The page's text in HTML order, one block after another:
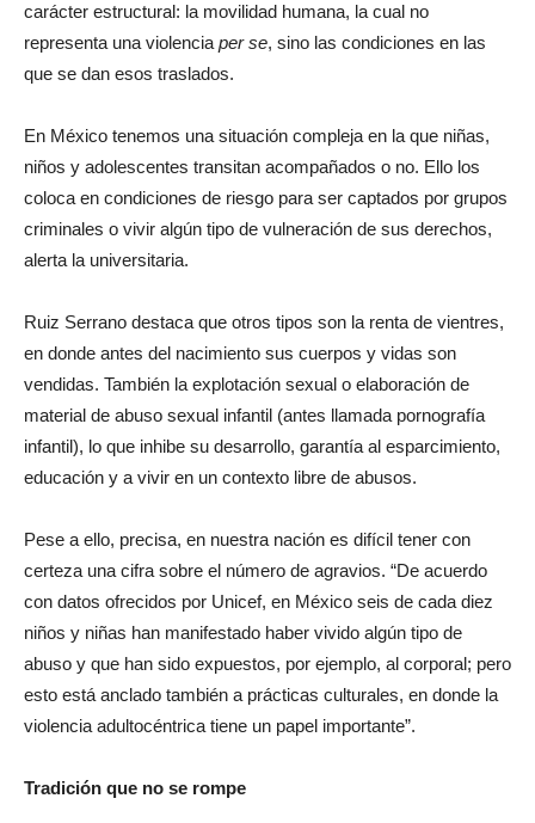
carácter estructural: la movilidad humana, la cual no
representa una violencia per se, sino las condiciones en las
que se dan esos traslados.
En México tenemos una situación compleja en la que niñas,
niños y adolescentes transitan acompañados o no. Ello los
coloca en condiciones de riesgo para ser captados por grupos
criminales o vivir algún tipo de vulneración de sus derechos,
alerta la universitaria.
Ruiz Serrano destaca que otros tipos son la renta de vientres,
en donde antes del nacimiento sus cuerpos y vidas son
vendidas. También la explotación sexual o elaboración de
material de abuso sexual infantil (antes llamada pornografía
infantil), lo que inhibe su desarrollo, garantía al esparcimiento,
educación y a vivir en un contexto libre de abusos.
Pese a ello, precisa, en nuestra nación es difícil tener con
certeza una cifra sobre el número de agravios. “De acuerdo
con datos ofrecidos por Unicef, en México seis de cada diez
niños y niñas han manifestado haber vivido algún tipo de
abuso y que han sido expuestos, por ejemplo, al corporal; pero
esto está anclado también a prácticas culturales, en donde la
violencia adultocéntrica tiene un papel importante”.
Tradición que no se rompe